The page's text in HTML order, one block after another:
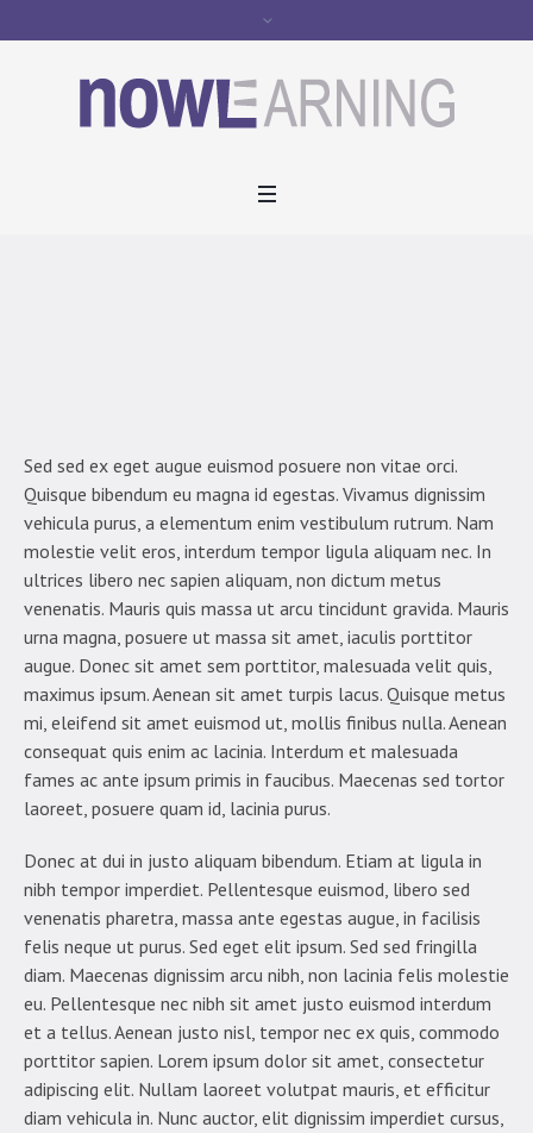
Sed sed ex eget augue euismod posuere non vitae orci.
Quisque bibendum eu magna id egestas. Vivamus dignissim
vehicula purus, a elementum enim vestibulum rutrum. Nam
molestie velit eros, interdum tempor ligula aliquam nec. In
ultrices libero nec sapien aliquam, non dictum metus
venenatis. Mauris quis massa ut arcu tincidunt gravida. Mauris
urna magna, posuere ut massa sit amet, iaculis porttitor
augue. Donec sit amet sem porttitor, malesuada velit quis,
maximus ipsum. Aenean sit amet turpis lacus. Quisque metus
mi, eleifend sit amet euismod ut, mollis finibus nulla. Aenean
consequat quis enim ac lacinia. Interdum et malesuada
fames ac ante ipsum primis in faucibus. Maecenas sed tortor
laoreet, posuere quam id, lacinia purus.
Donec at dui in justo aliquam bibendum. Etiam at ligula in
nibh tempor imperdiet. Pellentesque euismod, libero sed
venenatis pharetra, massa ante egestas augue, in facilisis
felis neque ut purus. Sed eget elit ipsum. Sed sed fringilla
diam. Maecenas dignissim arcu nibh, non lacinia felis molestie
eu. Pellentesque nec nibh sit amet justo euismod interdum
et a tellus. Aenean justo nisl, tempor nec ex quis, commodo
porttitor sapien. Lorem ipsum dolor sit amet, consectetur
adipiscing elit. Nullam laoreet volutpat mauris, et efficitur
diam vehicula in. Nunc auctor, elit dignissim imperdiet cursus,